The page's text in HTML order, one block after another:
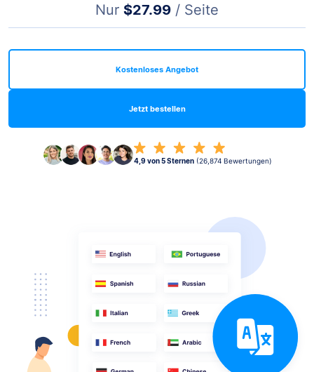
Nur $27.99 / Seite
Jetzt bestellen
Kostenloses Angebot
4,9 von 5 Sternen (26,874 Bewertungen)